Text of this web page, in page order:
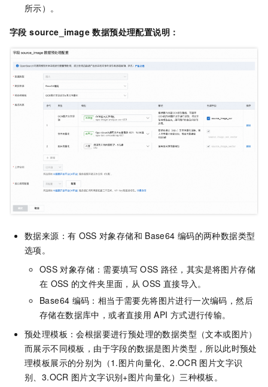
所示）。
字段 source_image 数据预处理配置说明：
数据来源：有 OSS 对象存储和 Base64 编码的两种数据类型
选项。
OSS 对象存储：需要填写 OSS 路径，其实是将图片存储
在 OSS 的文件夹里面，从 OSS 直接导入。
Base64 编码：相当于需要先将图片进行一次编码，然后
存储在数据库中，或者直接用 API 方式进行传输。
预处理模板：会根据要进行预处理的数据类型（文本或图片）
而展示不同模板，由于字段的数据是图片类型，所以此时预处
理模板展示的分别为（1.图片向量化、2.OCR 图片文字识
别、3.OCR 图片文字识别+图片向量化）三种模板。